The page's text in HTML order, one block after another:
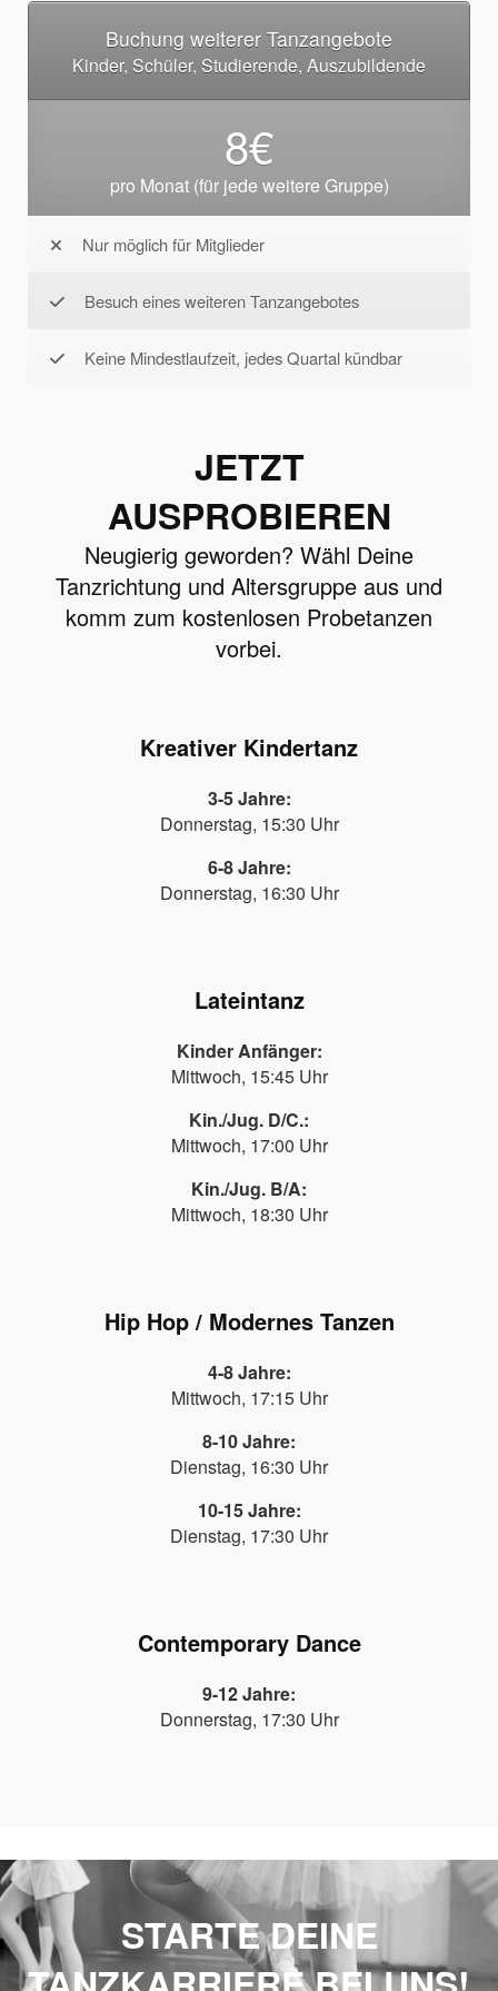
Buchung weiterer Tanzangebote
Kinder, Schüler, Studierende, Auszubildende
8€
pro Monat (für jede weitere Gruppe)
Nur möglich für Mitglieder
Besuch eines weiteren Tanzangebotes
Keine Mindestlaufzeit, jedes Quartal kündbar
JETZT
AUSPROBIEREN
Neugierig geworden? Wähl Deine
Tanzrichtung und Altersgruppe aus und
komm zum kostenlosen Probetanzen
vorbei.
Kreativer Kindertanz
3-5 Jahre:
Donnerstag, 15:30 Uhr
6-8 Jahre:
Donnerstag, 16:30 Uhr
Lateintanz
Kinder Anfänger:
Mittwoch, 15:45 Uhr
Kin./Jug. D/C.:
Mittwoch, 17:00 Uhr
Kin./Jug. B/A:
Mittwoch, 18:30 Uhr
Hip Hop / Modernes Tanzen
4-8 Jahre:
Mittwoch, 17:15 Uhr
8-10 Jahre:
Dienstag, 16:30 Uhr
10-15 Jahre:
Dienstag, 17:30 Uhr
Contemporary Dance
9-12 Jahre:
Donnerstag, 17:30 Uhr
STARTE DEINE